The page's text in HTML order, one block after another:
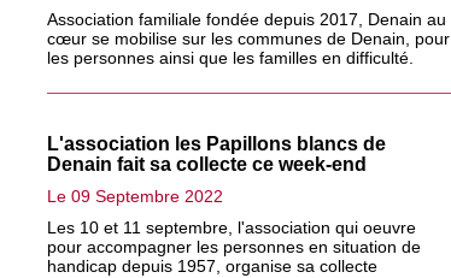
Association familiale fondée depuis 2017, Denain au
cœur se mobilise sur les communes de Denain, pour
les personnes ainsi que les familles en difficulté.
L'association les Papillons blancs de
Denain fait sa collecte ce week-end
Le 09 Septembre 2022
Les 10 et 11 septembre, l'association qui oeuvre
pour accompagner les personnes en situation de
handicap depuis 1957, organise sa collecte